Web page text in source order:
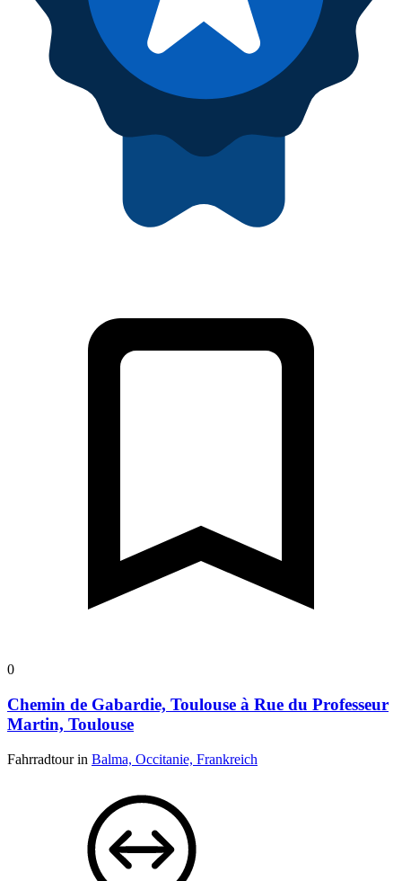
0
Chemin de Gabardie, Toulouse à Rue du Professeur
Martin, Toulouse
Fahrradtour in Balma, Occitanie, Frankreich